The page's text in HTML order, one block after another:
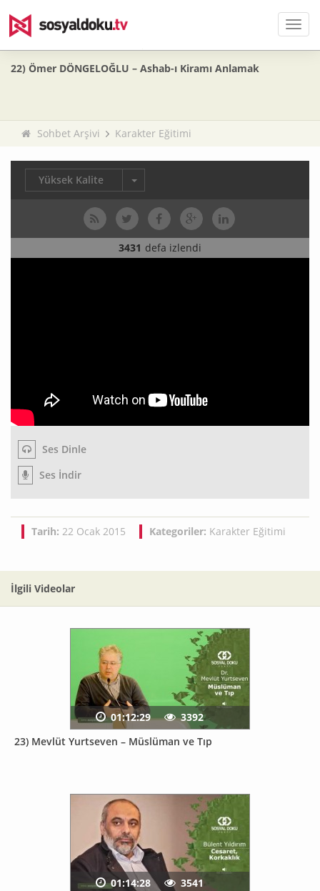
Menü
22) Ömer DÖNGELOĞLU – Ashab-ı Kiramı Anlamak
Sohbet Arşivi Karakter Eğitimi
Yüksek Kalite
3431 defa izlendi
Ses Dinle
Ses İndir
Tarih: 22 Ocak 2015 Kategoriler: Karakter Eğitimi
İlgili Videolar
23) Mevlüt Yurtseven – Müslüman ve Tıp
01:12:29 3392
01:14:28 3541